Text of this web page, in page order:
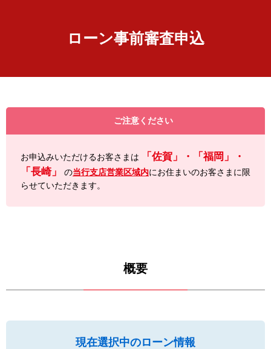
ローン事前審査申込
ご注意ください
お申込みいただけるお客さまは
「佐賀」・「福岡」・
「長崎」
の当行支店営業区域内にお住まいのお客さまに限
らせていただきます。
概要
現在選択中のローン情報